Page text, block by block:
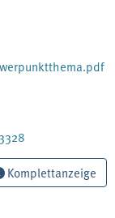
Komplettanzeige